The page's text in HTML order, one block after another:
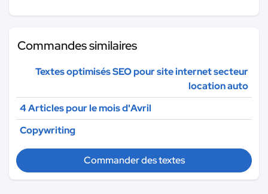
Commandes similaires
Textes optimisés SEO pour site internet secteur
location auto
4 Articles pour le mois d'Avril
Copywriting
Commander des textes